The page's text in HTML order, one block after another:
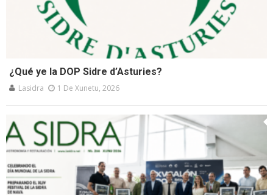
¿Qué ye la DOP Sidre d’Asturies?
Lasidra 1 De Xunetu, 2026